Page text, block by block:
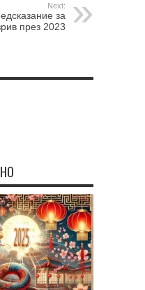
Next:
за
през 2023